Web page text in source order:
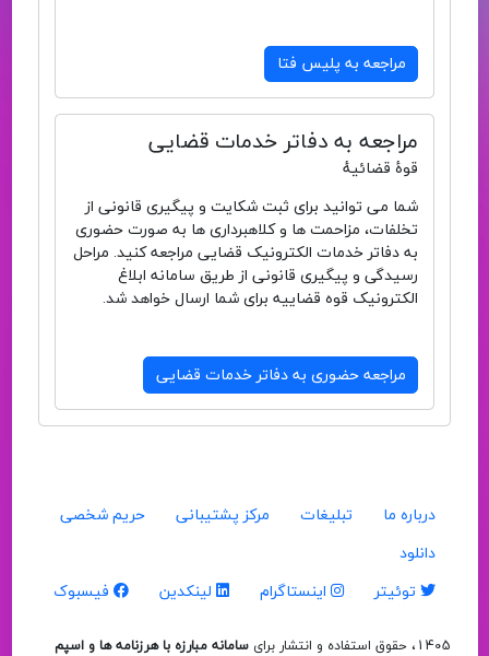
مراجعه به پلیس فتا
مراجعه به دفاتر خدمات قضایی
قوهٔ قضائیهٔ
شما می توانید برای ثبت شکایت و پیگیری قانونی از
تخلفات، مزاحمت ها و کلاهبرداری ها به صورت حضوری
به دفاتر خدمات الکترونیک قضایی مراجعه کنید. مراحل
رسیدگی و پیگیری قانونی از طریق سامانه ابلاغ
الکترونیک قوه قضاییه برای شما ارسال خواهد شد.
مراجعه حضوری به دفاتر خدمات قضایی
درباره ما تبلیغات مرکز پشتیبانی
حریم شخصی
دانلود
توئیتر
اینستاگرام لینکدین فیسبوک
1405، حقوق استفاده و انتشار برای سامانه مبارزه با هرزنامه ها و اسپم